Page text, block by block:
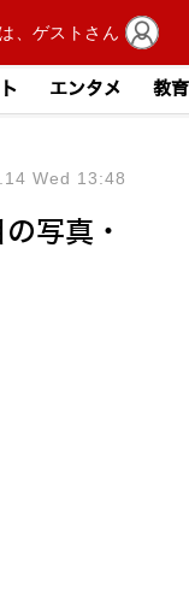
エンタメ 教育
写真・
Wed 13:48
、ゲストさん